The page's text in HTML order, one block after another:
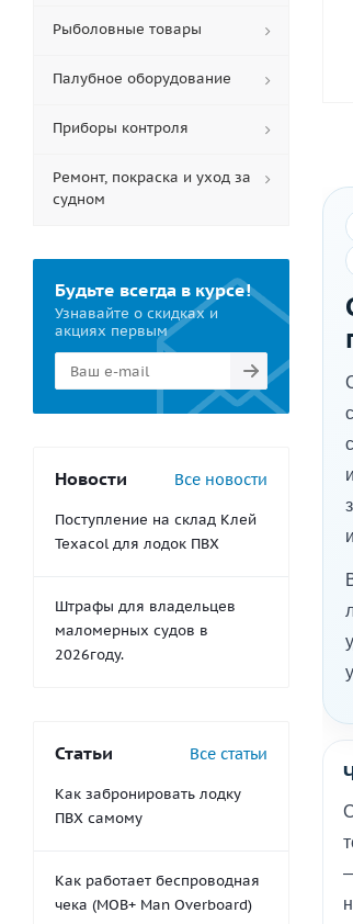
Рыболовные товары
Палубное оборудование
Приборы контроля
Ремонт, покраска и уход за
судном
Будьте всегда в курсе!
Узнавайте о скидках и
акциях первым
Новости Все новости
Поступление на склад Клей
Texacol для лодок ПВХ
Штрафы для владельцев
маломерных судов в
2026году.
Статьи Все статьи
Как забронировать лодку
ПВХ самому
Как работает беспроводная
чека (MOB+ Man Overboard)